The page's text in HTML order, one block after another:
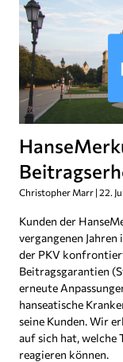
Christopher Marr 22.
Kunden der
vergangenen
der PKV
Beitragsgarantien
erneute
hanseatische
seine Kunden. Wir
auf sich hat, welche
reagieren können.